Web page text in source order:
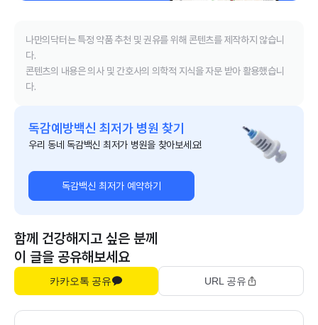
나만의닥터는 특정 약품 추천 및 권유를 위해 콘텐츠를 제작하지 않습니
다.
콘텐츠의 내용은 의사 및 간호사의 의학적 지식을 자문 받아 활용했습니
다.
독감예방백신 최저가 병원 찾기
우리 동네 독감백신 최저가 병원을 찾아보세요!
독감백신 최저가 예약하기
함께 건강해지고 싶은 분께
이 글을 공유해보세요
카카오톡 공유 URL 공유